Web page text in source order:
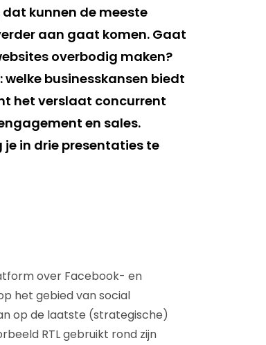
kunnen de meeste
aan gaat komen. Gaat
overbodig maken?
businesskansen biedt
het verslaat concurrent
en sales.
je in drie presentaties te
over Facebook- en
het gebied van social
op de laatste (strategische)
RTL gebruikt rond zijn